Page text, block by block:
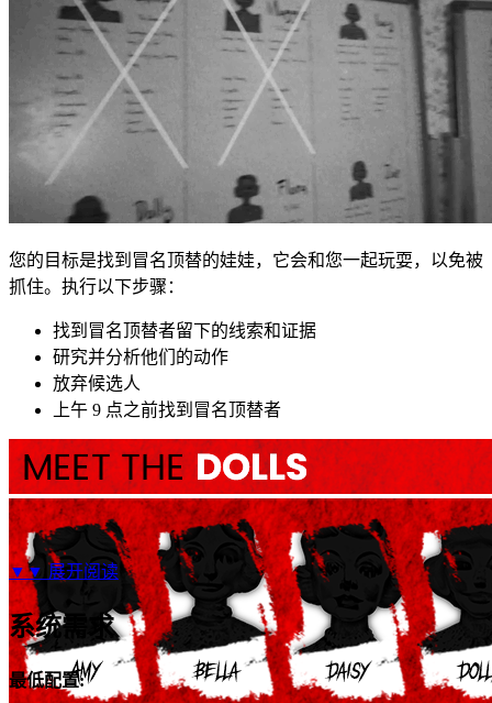
您的目标是找到冒名顶替的娃娃，它会和您一起玩耍，以免被
抓住。执行以下步骤：
找到冒名顶替者留下的线索和证据
研究并分析他们的动作
放弃候选人
上午 9 点之前找到冒名顶替者
▼▼ 展开阅读
系统需求
最低配置: